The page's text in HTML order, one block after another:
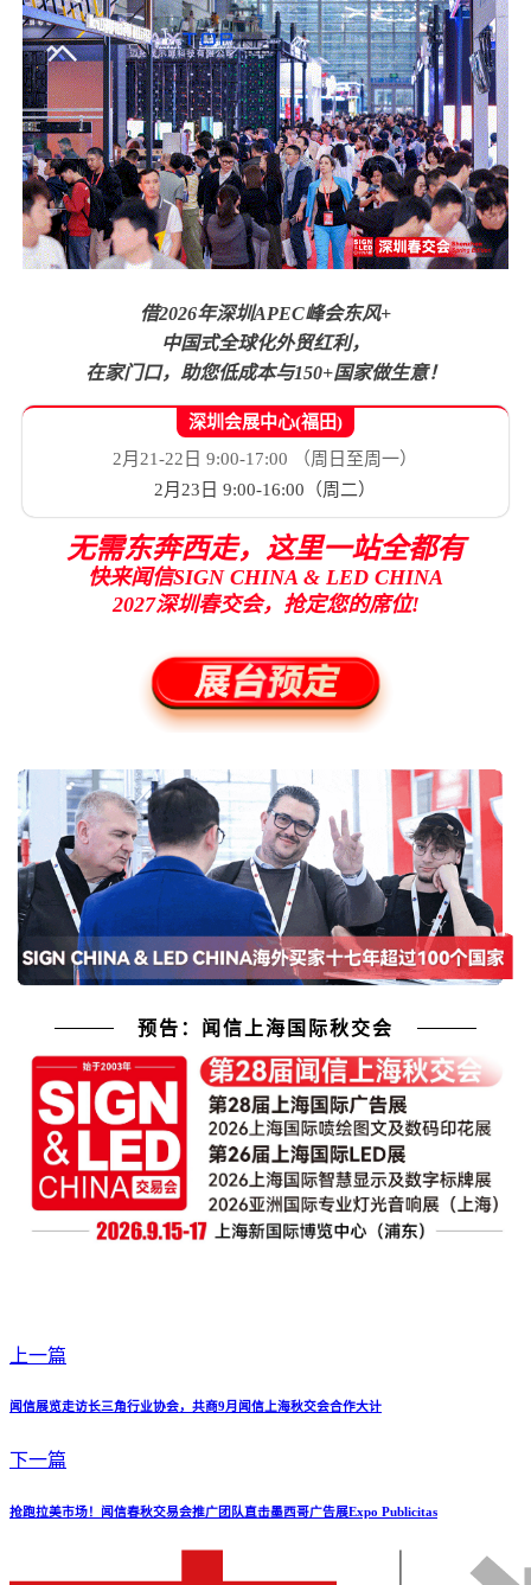
借2026年深圳APEC峰会东风+
中国式全球化外贸红利，
在家门口，助您低成本与150+国家做生意！
深圳会展中心(福田)
2月21-22日 9:00-17:00 （周日至周一）
2月23日 9:00-16:00（周二）
无需东奔西走，这里一站全都有
快来闻信SIGN CHINA & LED CHINA
2027深圳春交会， 抢定您的席位!
预告：闻信上海国际秋交会
上一篇
闻信展览走访长三角行业协会，共商9月闻信上海秋交会合作大计
下一篇
抢跑拉美市场！闻信春秋交易会推广团队直击墨西哥广告展Expo Publicitas